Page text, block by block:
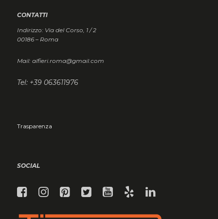
CONTATTI
Indirizzo: Via del Corso, 1 / 2
00186 – Roma
Mail: alfieri.roma@gmail.com
Tel: +39 063611976
Trasparenza
SOCIAL